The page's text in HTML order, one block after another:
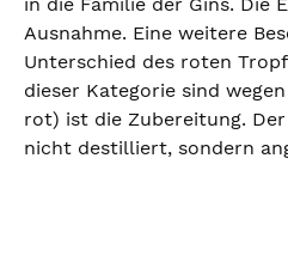
Ausnahme. Eine weitere
Unterschied des roten
dieser Kategorie sind
rot) ist die Zubereitung.
nicht destilliert, sondern